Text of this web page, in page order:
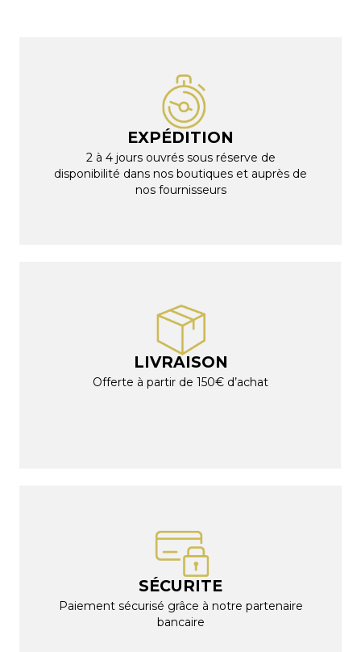
EXPÉDITION
2 à 4 jours ouvrés sous réserve de
disponibilité dans nos boutiques et auprès de
nos fournisseurs
LIVRAISON
Offerte à partir de 150€ d’achat
SÉCURITE
Paiement sécurisé grâce à notre partenaire
bancaire